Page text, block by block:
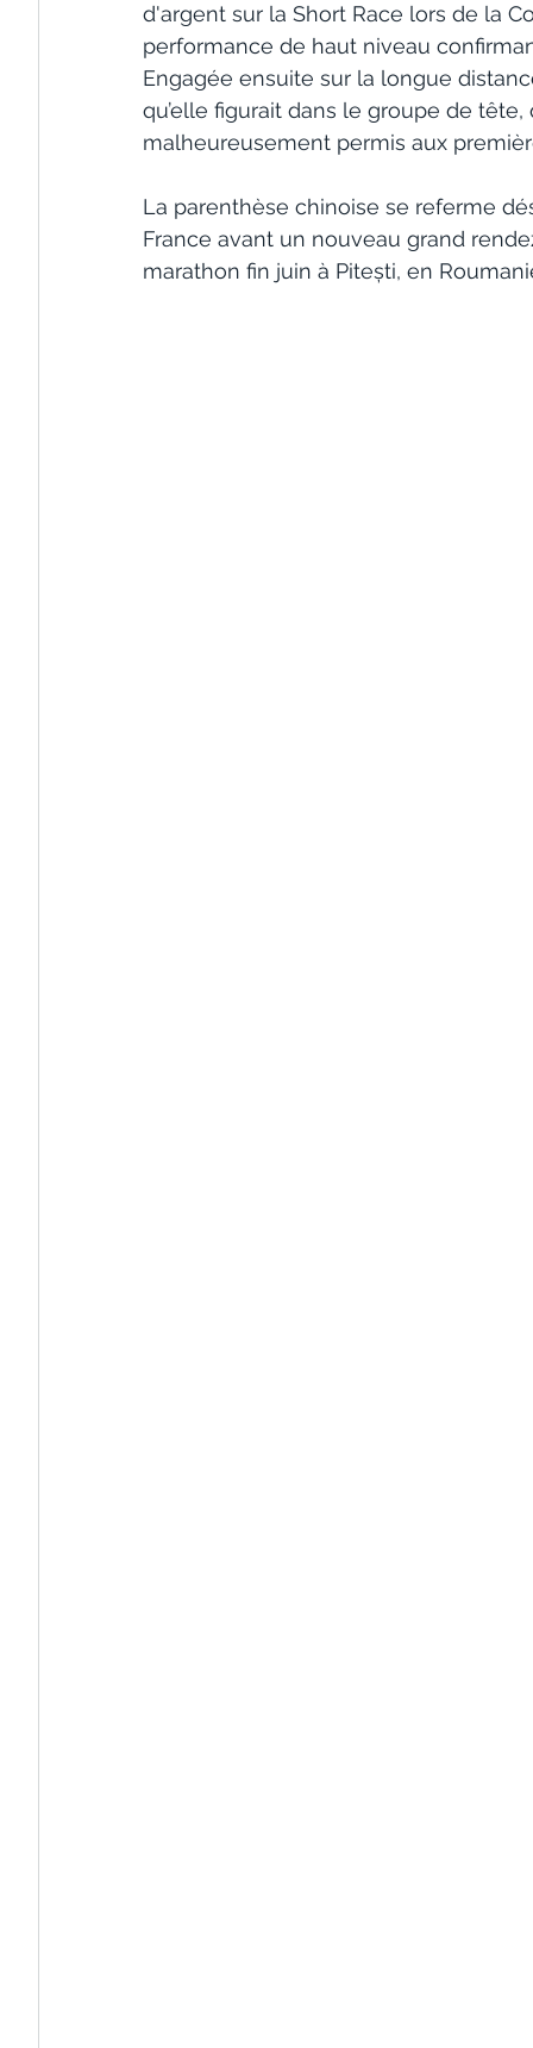
d'argent sur la Short Race lors de la
performance de haut niveau
Engagée ensuite sur la longue
qu’elle figurait dans le groupe de
malheureusement permis aux
La parenthèse chinoise se referme
France avant un nouveau grand
marathon fin juin à Pitești, en